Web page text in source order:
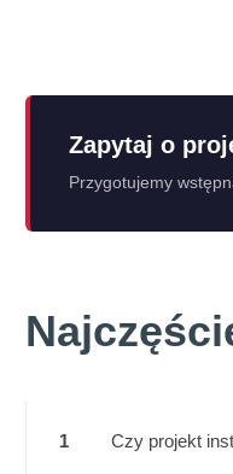
Zapytaj o
Przygotujemy
1 Czy projekt